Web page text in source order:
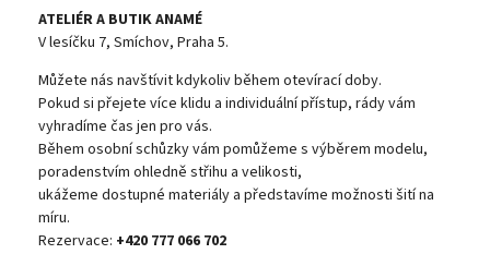
ATELIÉR A BUTIK ANAMÉ
V lesíčku 7, Smíchov, Praha 5.
Můžete nás navštívit kdykoliv během otevírací doby.
Pokud si přejete více klidu a individuální přístup, rády vám
vyhradíme čas jen pro vás.
Během osobní schůzky vám pomůžeme s výběrem modelu,
poradenstvím ohledně střihu a velikosti,
ukážeme dostupné materiály a představíme možnosti šití na
míru.
Rezervace: +420 777 066 702